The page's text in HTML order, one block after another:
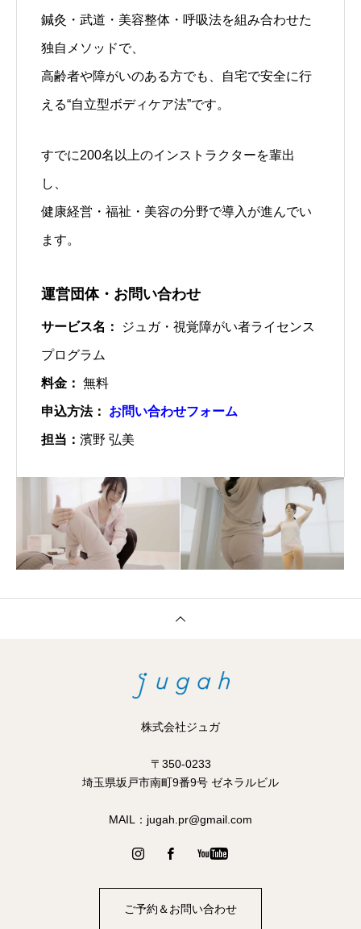
鍼灸・武道・美容整体・呼吸法を組み合わせた
独自メソッドで、
高齢者や障がいのある方でも、自宅で安全に行
える“自立型ボディケア法”です。
すでに200名以上のインストラクターを輩出
し、
健康経営・福祉・美容の分野で導入が進んでい
ます。
運営団体・お問い合わせ
サービス名： ジュガ・視覚障がい者ライセンス
プログラム
料金： 無料
申込方法： お問い合わせフォーム
担当： 濱野 弘美
株式会社ジュガ
〒350-0233
​​埼玉県坂戸市南町9番9号 ゼネラルビル
MAIL：jugah.pr@gmail.com
ご予約＆お問い合わせ